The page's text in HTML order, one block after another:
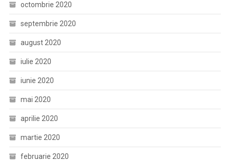
octombrie 2020
septembrie 2020
august 2020
iulie 2020
iunie 2020
mai 2020
aprilie 2020
martie 2020
februarie 2020